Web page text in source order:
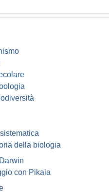
della biologia
con Pikaia